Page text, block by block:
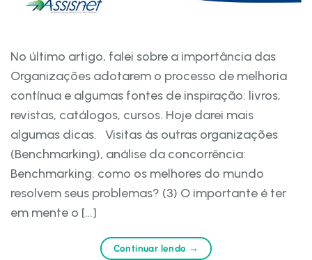
No último artigo, falei sobre a importância das
Organizações adotarem o processo de melhoria
contínua e algumas fontes de inspiração: livros,
revistas, catálogos, cursos. Hoje darei mais
algumas dicas. Visitas às outras organizações
(Benchmarking), análise da concorrência:
Benchmarking: como os melhores do mundo
resolvem seus problemas? (3) O importante é ter
em mente o […]
Continuar lendo →